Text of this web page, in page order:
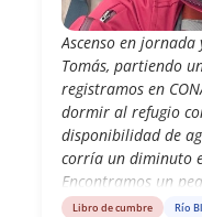
Ascenso en
Tomás, partiendo
registramos en
dormir al refugio
disponibilidad de
corría un diminuto
Encontramos un
agua mediante un
Libro de cumbre Río